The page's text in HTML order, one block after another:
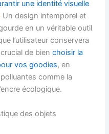
une identité visuelle
Un design intemporel et
en un véritable outil
l’utilisateur conservera
de bienchoisir la
vos goodies, en
comme la
écologique.
des objets